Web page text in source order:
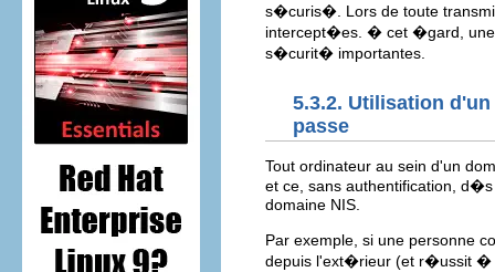
s�curis�. Lors de toute
intercept�es. � cet �gard,
s�curit� importantes.
5.3.2. Utilisation
passe
Tout ordinateur au sein d'un
et ce, sans authentification,
domaine NIS.
Par exemple, si une personne
depuis l'ext�rieur (et r�ussit �